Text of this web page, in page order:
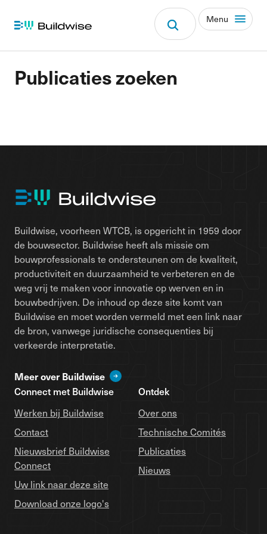
Menu
Publicaties zoeken
Buildwise, voorheen WTCB, is opgericht in 1959 door
de bouwsector. Buildwise heeft als missie om
bouwprofessionals te ondersteunen om de kwaliteit,
productiviteit en duurzaamheid te verbeteren en de
weg vrij te maken voor innovatie op werven en in
bouwbedrijven. De inhoud op deze site komt van
Buildwise en moet worden vermeld met een link naar
de bron, vanwege juridische consequenties bij
verkeerde interpretatie.
Meer over Buildwise
Connect met Buildwise
Werken bij Buildwise
Contact
Nieuwsbrief Buildwise
Connect
Uw link naar deze site
Download onze logo's
Ontdek
Over ons
Technische Comités
Publicaties
Nieuws